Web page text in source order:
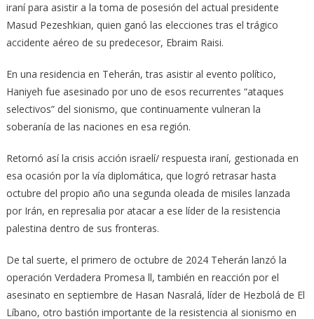
iraní para asistir a la toma de posesión del actual presidente
Masud Pezeshkian, quien ganó las elecciones tras el trágico
accidente aéreo de su predecesor, Ebraim Raisi.
En una residencia en Teherán, tras asistir al evento político,
Haniyeh fue asesinado por uno de esos recurrentes “ataques
selectivos” del sionismo, que continuamente vulneran la
soberanía de las naciones en esa región.
Retornó así la crisis acción israelí/ respuesta iraní, gestionada en
esa ocasión por la vía diplomática, que logró retrasar hasta
octubre del propio año una segunda oleada de misiles lanzada
por Irán, en represalia por atacar a ese líder de la resistencia
palestina dentro de sus fronteras.
De tal suerte, el primero de octubre de 2024 Teherán lanzó la
operación Verdadera Promesa ll, también en reacción por el
asesinato en septiembre de Hasan Nasralá, líder de Hezbolá de El
Líbano, otro bastión importante de la resistencia al sionismo en